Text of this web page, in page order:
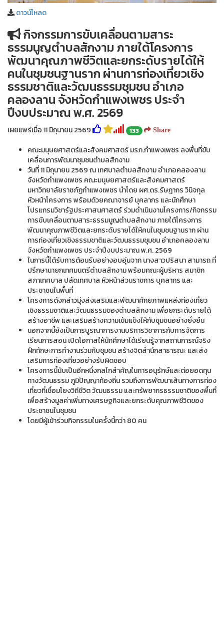
ดาวน์โหลด
กิจกรรมการขับเคลื่อนตามสาระ
ธรรมนูญตำบลสักงาม ภายใต้โครงการ
พัฒนาคุณภาพชีวิตและยกระดับรายได้ให้
คนในชุมชนฐานราก ผ่านการท่องเที่ยวเชิง
ธรรมชาติและวัฒนธรรมชุมชน อำเภอ
คลองลาน จังหวัดกำแพงเพชร ประจำ
ปีงบประมาณ พ.ศ. 2569
เผยแพร่เมื่อ 11 มิถุนายน 2569 133 Share
คณะมนุษยศาสตร์และสังคมศาสตร์ มรภ.กำแพงเพชร ลงพื้นที่ขับ
เคลื่อนการพัฒนาชุมชนตำบลสักงาม
วันที่ 11 มิถุนายน 2569 ณ เทศบาลตำบลสักงาม อำเภอคลองลาน
จังหวัดกำแพงเพชร คณะมนุษยศาสตร์และสังคมศาสตร์
มหาวิทยาลัยราชภัฏกำแพงเพชร นำโดย ผศ.ดร.รัษฎากร วินิจกุล
หัวหน้าโครงการ พร้อมด้วยคณาจารย์ บุคลากร และนักศึกษา
โปรแกรมวิชารัฐประศาสนศาสตร์ ร่วมดำเนินงานโครงการ/กิจกรรม
การขับเคลื่อนตามสาระธรรมนูญตำบลสักงาม ภายใต้โครงการ
พัฒนาคุณภาพชีวิตและยกระดับรายได้ให้คนในชุมชนฐานราก ผ่าน
การท่องเที่ยวเชิงธรรมชาติและวัฒนธรรมชุมชน อำเภอคลองลาน
จังหวัดกำแพงเพชร ประจำปีงบประมาณ พ.ศ. 2569
ในการนี้ได้รับการต้อนรับอย่างอบอุ่นจาก นางสาวปริสนา สามารถ ที่
ปรึกษานายกเทศมนตรีตำบลสักงาม พร้อมคณะผู้บริหาร สมาชิก
สภาเทศบาล ปลัดเทศบาล หัวหน้าส่วนราชการ บุคลากร และ
ประชาชนในพื้นที่
โครงการดังกล่าวมุ่งส่งเสริมและพัฒนาศักยภาพแหล่งท่องเที่ยว
เชิงธรรมชาติและวัฒนธรรมของตำบลสักงาม เพื่อยกระดับรายได้
สร้างอาชีพ และเสริมสร้างความเข้มแข็งให้กับชุมชนอย่างยั่งยืน
นอกจากนี้ยังเป็นการบูรณาการงานบริการวิชาการกับการจัดการ
เรียนการสอน เปิดโอกาสให้นักศึกษาได้เรียนรู้จากสถานการณ์จริง
ฝึกทักษะการทำงานร่วมกับชุมชน สร้างจิตสำนึกสาธารณะ และส่ง
เสริมการท่องเที่ยวอย่างรับผิดชอบ
โครงการนี้นับเป็นอีกหนึ่งกลไกสำคัญในการอนุรักษ์และต่อยอดทุน
ทางวัฒนธรรม ภูมิปัญญาท้องถิ่น รวมถึงการพัฒนาเส้นทางการท่อง
เที่ยวที่เชื่อมโยงวิถีชีวิต วัฒนธรรม และทรัพยากรธรรมชาติของพื้นที่
เพื่อสร้างมูลค่าเพิ่มทางเศรษฐกิจและยกระดับคุณภาพชีวิตของ
ประชาชนในชุมชน
โดยมีผู้เข้าร่วมกิจกรรมในครั้งนี้กว่า 80 คน